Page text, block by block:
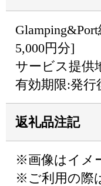
5,000円分]
サービス提供
有効期限:発行
返礼品注記
※画像はイメ
※ご利用の際